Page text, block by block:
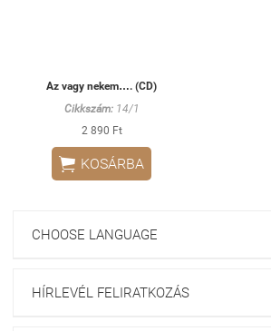
Az vagy nekem…. (CD)
Cikkszám:14/1
2 890 Ft
 KOSÁRBA
CHOOSE LANGUAGE
HÍRLEVÉL FELIRATKOZÁS